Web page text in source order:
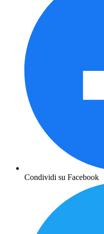
Condividi su Facebook